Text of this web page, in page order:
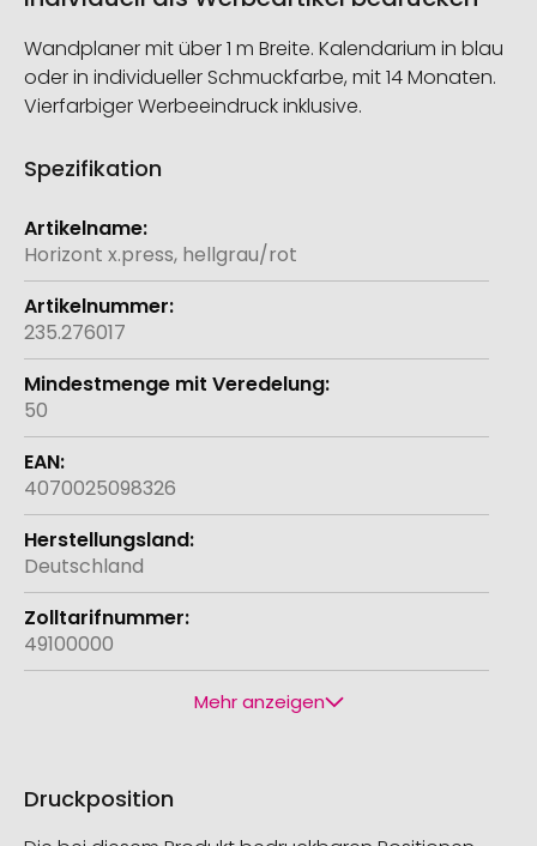
Wandplaner mit über 1 m Breite. Kalendarium in blau
oder in individueller Schmuckfarbe, mit 14 Monaten.
Vierfarbiger Werbeeindruck inklusive.
Spezifikation
Weitere
Informationen
Horizont x.press, hellgrau/rot
235.276017
50
4070025098326
Deutschland
49100000
Mehr anzeigen
Druckposition